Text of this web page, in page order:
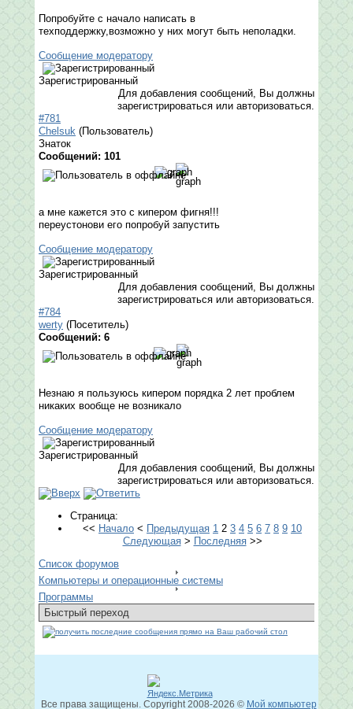
Попробуйте с начало написать в
техподдержку,возможно у них могут быть неполадки.
Сообщение модератору
Зарегистрированный
Для добавления сообщений, Вы должны
зарегистрироваться или авторизоваться.
#781
Chelsuk (Пользователь)
Знаток
Сообщений: 101
а мне кажется это с кипером фигня!!!
переустонови его попробуй запустить
Сообщение модератору
Зарегистрированный
Для добавления сообщений, Вы должны
зарегистрироваться или авторизоваться.
#784
werty (Посетитель)
Сообщений: 6
Незнаю я пользуюсь кипером порядка 2 лет проблем
никаких вообще не возникало
Сообщение модератору
Зарегистрированный
Для добавления сообщений, Вы должны
зарегистрироваться или авторизоваться.
Страница:
<< Начало < Предыдущая 1 2 3 4 5 6 7 8 9 10
Следующая> Последняя>>
Список форумов
Компьютеры и операционные системы
Программы
Все права защищены. Copyright2008-2026 © Мой компьютер